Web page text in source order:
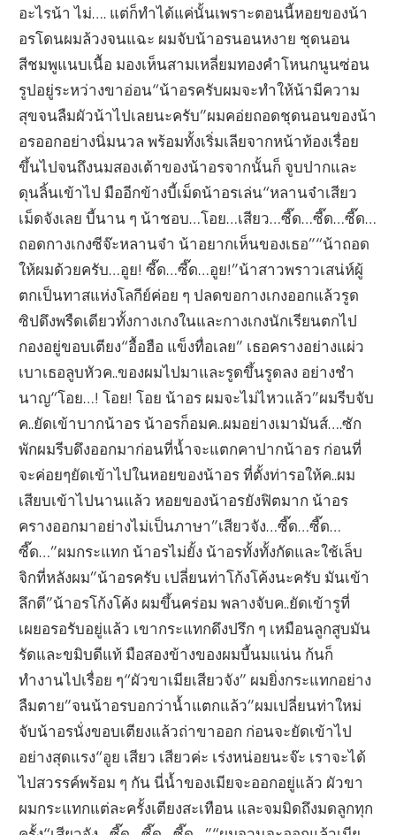
อะไรน้า ไม่…. แต่ก็ทําได้แค่นั้นเพราะตอนนี้หอยของน้า
อรโดนผมล้วงจนแฉะ ผมจับน้าอรนอนหงาย ชุดนอน
สีชมพูแนบเนื้อ มองเห็นสามเหลี่ยมทองคำโหนกนูนซ่อน
รูปอยู่ระหว่างขาอ่อน“น้าอรครับผมจะทําให้น้ามีความ
สุขจนลืมผัวน้าไปเลยนะครับ”ผมคอ่ยถอดชุดนอนของน้า
อรออกอย่างนิ่มนวล พร้อมทั้งเริ่มเลียจากหน้าท้องเรื่อย
ขึ้นไปจนถึงนมสองเต้าของน้าอรจากนั้นก็ จูบปากและ
ดุนลิ้นเข้าไป มืออีกข้างบี้เม็ดน้าอรเล่น“หลานจ๋าเสียว
เม็ดจังเลย บี้นาน ๆ น้าชอบ…โอย…เสียว…ซี๊ด…ซี๊ด…ซี๊ด…
ถอดกางเกงซีจ๊ะหลานจ๋า น้าอยากเห็นของเธอ”“น้าถอด
ให้ผมด้วยครับ…อูย! ซี๊ด…ซี๊ด…อูย!”น้าสาวพราวเสน่ห์ผู้
ตกเป็นทาสแห่งโลกีย์ค่อย ๆ ปลดขอกางเกงออกแล้วรูด
ซิปดึงพรืดเดียวทั้งกางเกงในและกางเกงนักเรียนตกไป
กองอยู่ขอบเตียง“อื้อฮือ แข็งทื่อเลย” เธอครางอย่างแผ่ว
เบาเธอลูบหัวค..ของผมไปมาและรูดขึ้นรูดลง อย่างชํา
นาญ“โอย…! โอย! โอย น้าอร ผมจะไม่ไหวแล้ว”ผมรีบจับ
ค..ยัดเข้าบากน้าอร น้าอรก็อมค..ผมอย่างเมามันส์….ซัก
พักผมรีบดึงออกมาก่อนที่น้ำจะแตกคาปากน้าอร ก่อนที่
จะค่อยๆยัดเข้าไปในหอยของน้าอร ที่ตั้งท่ารอให้ค..ผม
เสียบเข้าไปนานแล้ว หอยของน้าอรยังฟิตมาก น้าอร
ครางออกมาอย่างไม่เป็นภาษา”เสียวจัง…ซี๊ด…ซี๊ด…
ซี๊ด…”ผมกระแทก น้าอรไม่ยั้ง น้าอรทั้งทั้งกัดและใช้เล็บ
จิกที่หลังผม”น้าอรครับ เปลี่ยนท่าโก้งโค้งนะครับ มันเข้า
ลึกดี”น้าอรโก้งโค้ง ผมขึ้นคร่อม พลางจับค..ยัดเข้ารูที่
เผยอรอรับอยู่แล้ว เขากระแทกดึงปรึก ๆ เหมือนลูกสูบมัน
รัดและขมิบดีแท้ มือสองข้างของผมบี้นมแน่น ก้นก็
ทำงานไปเรื่อย ๆ“ผัวขาเมียเสียวจัง” ผมยิ่งกระแทกอย่าง
ลืมตาย”จนน้าอรบอกว่าน้ำแตกแล้ว”ผมเปลี่ยนท่าใหม่
จับน้าอรนั่งขอบเตียงแล้วถ่าขาออก ก่อนจะยัดเข้าไป
อย่างสุดแรง“อูย เสียว เสียวค่ะ เร่งหน่อยนะจ๊ะ เราจะได้
ไปสวรรค์พร้อม ๆ กัน นี่น้ำของเมียจะออกอยู่แล้ว ผัวขา
ผมกระแทกแต่ละครั้งเตียงสะเทือน และจมมิดถึงมดลูกทุก